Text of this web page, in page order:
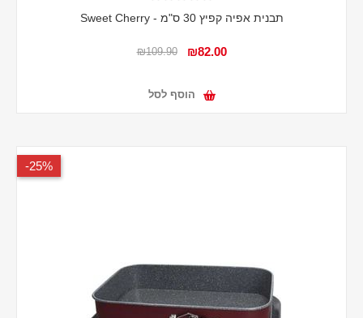
תבנית אפיה קפיץ 30 ס"מ - Sweet Cherry
₪82.00
₪109.90
הוסף לסל
25%-